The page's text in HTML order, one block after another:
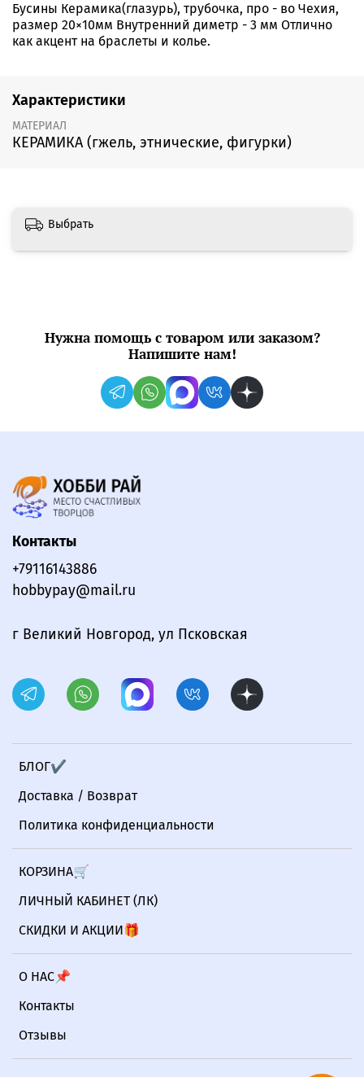
Бусины Керамика(глазурь), трубочка, про - во Чехия,
размер 20×10мм Внутренний диметр - 3 мм Отлично
как акцент на браслеты и колье.
Характеристики
МАТЕРИАЛ
КЕРАМИКА (гжель, этнические, фигурки)
Выбрать
Нужна помощь с товаром или заказом?
Напишите нам!
БЛОГ✔
Доставка / Возврат
Политика конфиденциальности
КОРЗИНА🛒
ЛИЧНЫЙ КАБИНЕТ (ЛК)
СКИДКИ И АКЦИИ🎁
О НАС📌
Контакты
Отзывы
Контакты
+79116143886
hobbypay@mail.ru
г Великий Новгород, ул Псковская